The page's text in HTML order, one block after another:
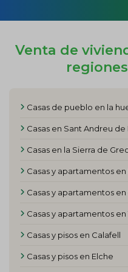
Venta de
Casas de pueblo en la
Casas en Sant Andreu de
Casas en la Sierra de
Casas y apartamentos en
Casas y apartamentos en
Casas y apartamentos en
Casas y pisos en Calafell
Casas y pisos en Elche